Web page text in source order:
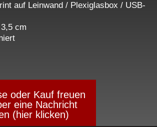
auf Leinwand / Plexiglasbox / USB-
cm
oder Kauf freuen
eine Nachricht
(hier klicken)